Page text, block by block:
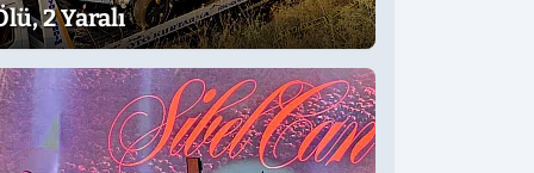
2 Yaralı